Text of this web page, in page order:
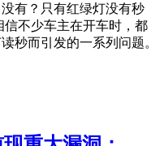
有？只有红绿灯没有秒
不少车主在开车时，都
秒而引发的一系列问题。